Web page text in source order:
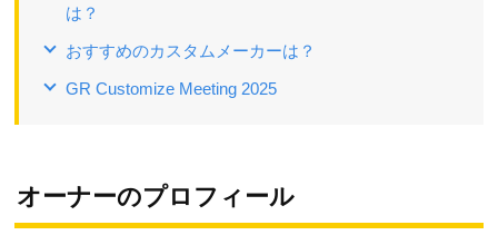
は？
おすすめのカスタムメーカーは？
GR Customize Meeting 2025
オーナーのプロフィール